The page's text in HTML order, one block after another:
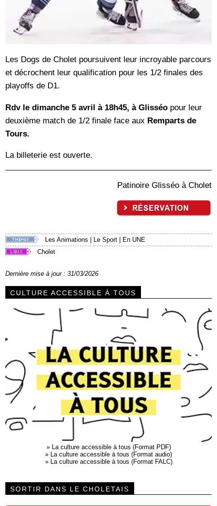
Les Dogs de Cholet poursuivent leur incroyable parcours
et décrochent leur qualification pour les 1/2 finales des
playoffs de D1.
Rdv le dimanche 5 avril à 18h45, à Glisséo pour leur
deuxième match de 1/2 finale face aux Remparts de
Tours.
La billeterie est ouverte.
Patinoire Glisséo à Cholet
Les Animations Le Sport
En UNE
Cholet
Dernière mise à jour : 31/03/2026
CULTURE ACCESSIBLE À TOUS
» La culture accessible à tous (Format PDF)
» La culture accessible à tous (Format audio)
» La culture accessible à tous (Format FALC)
SORTIR DANS LE CHOLETAIS